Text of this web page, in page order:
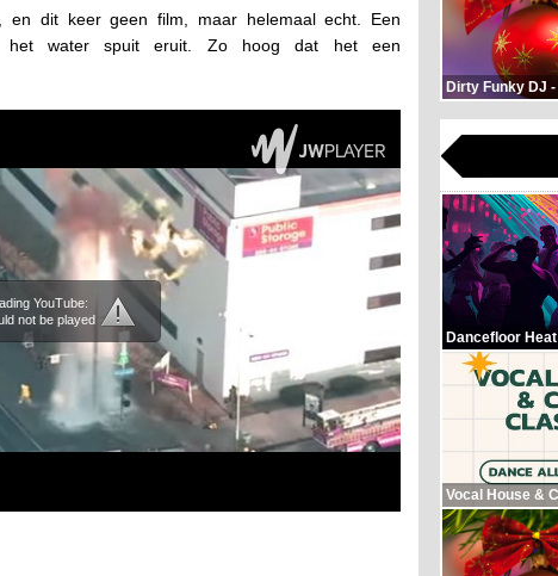
, en dit keer geen film, maar helemaal echt. Een
het water spuit eruit. Zo hoog dat het een
YouTube:
not be played
Dirty Funky DJ
Dancefloor
Vocal House &